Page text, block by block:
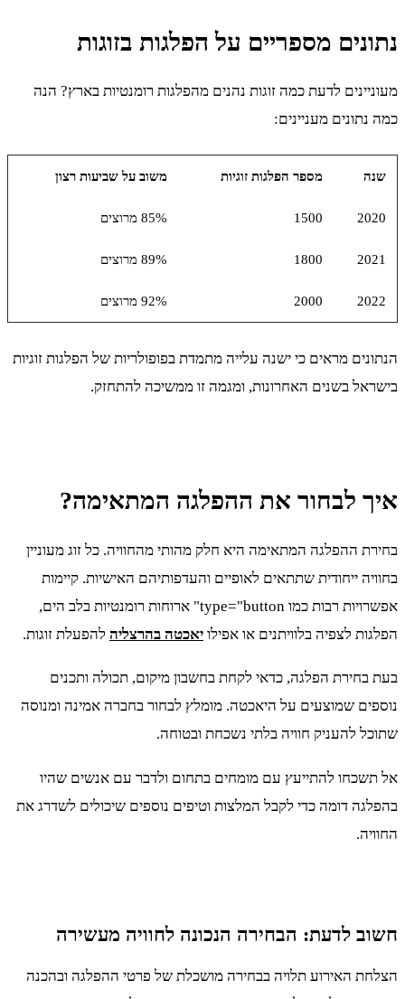
נתונים מספריים על הפלגות בזוגות
מעוניינים לדעת כמה זוגות נהנים מהפלגות רומנטיות בארץ? הנה
כמה נתונים מעניינים:
שנה מספר הפלגות זוגיות משוב על שביעות רצון
2020
1500 85% מרוצים
2021
1800 89% מרוצים
2022
2000 92% מרוצים
הנתונים מראים כי ישנה עלייה מתמדת בפופולריות של הפלגות זוגיות
בישראל בשנים האחרונות, ומגמה זו ממשיכה להתחזק.
איך לבחור את ההפלגה המתאימה?
בחירת ההפלגה המתאימה היא חלק מהותי מהחוויה. כל זוג מעוניין
בחוויה ייחודית שתתאים לאופיים והעדפותיהם האישיות. קיימות
אפשרויות רבות כמו type="button" ארוחות רומנטיות בלב הים,
הפלגות לצפיה בלוויתנים או אפילו יאכטה בהרצליה להפעלת זוגות.
בעת בחירת הפלגה, כדאי לקחת בחשבון מיקום, תכולה ותכנים
נוספים שמוצעים על היאכטה. מומלץ לבחור בחברה אמינה ומנוסה
שתוכל להעניק חוויה בלתי נשכחת ובטוחה.
אל תשכחו להתייעץ עם מומחים בתחום ולדבר עם אנשים שהיו
בהפלגה דומה כדי לקבל המלצות וטיפים נוספים שיכולים לשדרג את
החוויה.
חשוב לדעת: הבחירה הנכונה לחוויה מעשירה
הצלחת האירוע תלויה בבחירה מושכלת של פרטי ההפלגה ובהכנה